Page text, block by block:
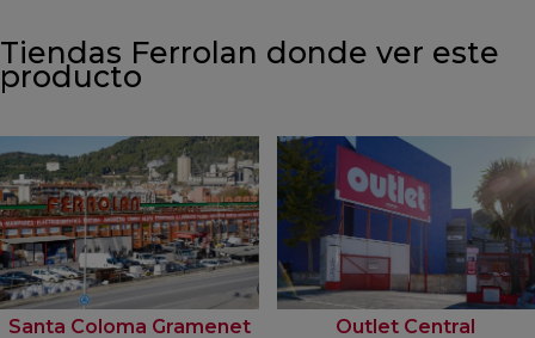
Tiendas Ferrolan donde ver este
producto
Santa Coloma Gramenet Outlet Central